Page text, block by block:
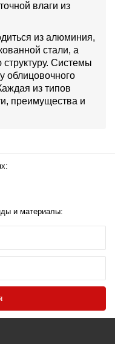
влаги из
из алюминия,
стали, а
Системы
облицовочного
из типов
преимущества и
и материалы: